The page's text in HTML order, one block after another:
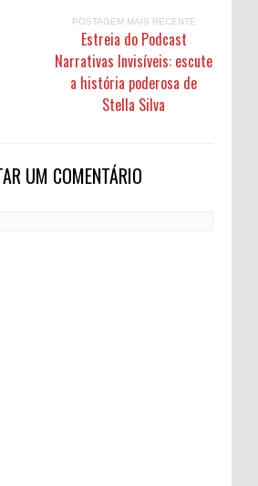
POSTAGEM MAIS RECENTE
Estreia do Podcast
Narrativas Invisíveis: escute
a história poderosa de
Stella Silva
UM COMENTÁRIO